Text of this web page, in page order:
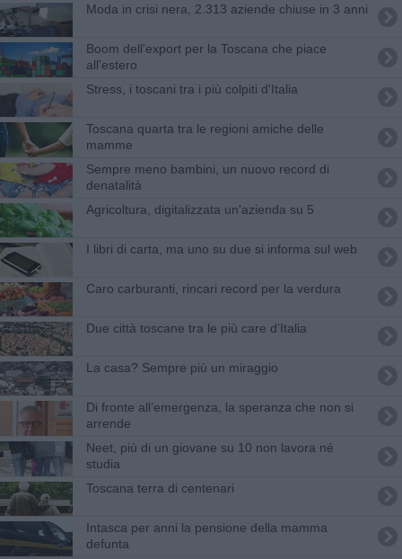
Moda in crisi nera, 2.313 aziende chiuse in 3 anni
Boom dell'export per la Toscana che piace
all'estero
Stress, i toscani tra i più colpiti d'Italia
Toscana quarta tra le regioni amiche delle
mamme
Sempre meno bambini, un nuovo record di
denatalità
Agricoltura, digitalizzata un'azienda su 5
I libri di carta, ma uno su due si informa sul web
Caro carburanti, rincari record per la verdura
Due città toscane tra le più care d'Italia
La casa? Sempre più un miraggio
Di fronte all’emergenza, la speranza che non si
arrende
Neet, più di un giovane su 10 non lavora né
studia
Toscana terra di centenari
Intasca per anni la pensione della mamma
defunta